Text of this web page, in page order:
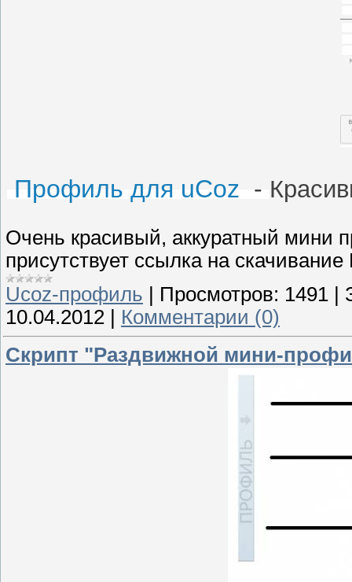
Профиль для uCoz -
Очень красивый, аккуратный мини
присутствует ссылка на
Ucoz-профиль
Просмотров: 1491
10.04.2012
Комментарии (0)
Скрипт "Раздвижной мини-